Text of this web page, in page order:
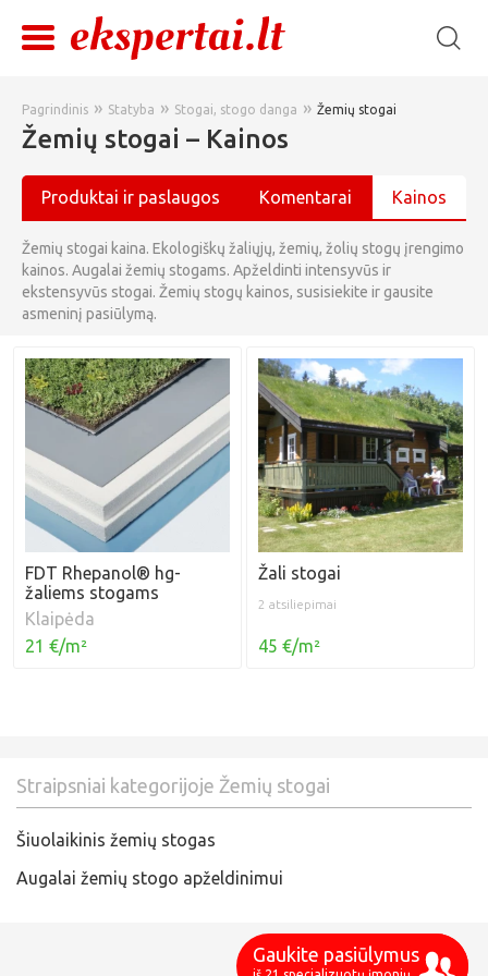
Pagrindinis » Statyba » Stogai, stogo danga » Žemių stogai
Žemių stogai – Kainos
Produktai ir paslaugos Komentarai Kainos
Žemių stogai kaina. Ekologiškų žaliųjų, žemių, žolių stogų įrengimo
kainos. Augalai žemių stogams. Apželdinti intensyvūs ir
ekstensyvūs stogai. Žemių stogų kainos, susisiekite ir gausite
asmeninį pasiūlymą.
FDT Rhepanol® hg-
žaliems stogams
Klaipėda
21 €/m²
Žali stogai
2 atsiliepimai
45 €/m²
Straipsniai kategorijoje Žemių stogai
Šiuolaikinis žemių stogas
Augalai žemių stogo apželdinimui
Gaukite pasiūlymus